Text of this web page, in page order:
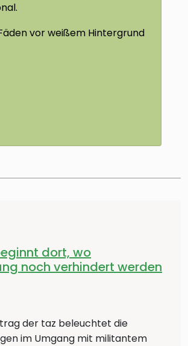
dort, wo
noch verhindert werden
der taz beleuchtet die
im Umgang mit militantem